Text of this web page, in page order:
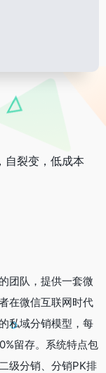
自裂变，低成本
团队，提供一套微
在微信互联网时代
私域分销模型，每
留存。系统特点包
级分销、分销PK排